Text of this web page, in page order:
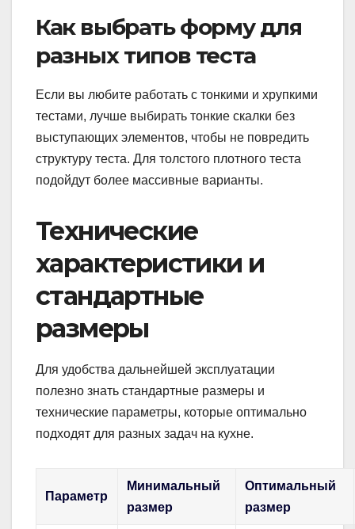
Как выбрать форму для
разных типов теста
Если вы любите работать с тонкими и хрупкими
тестами, лучше выбирать тонкие скалки без
выступающих элементов, чтобы не повредить
структуру теста. Для толстого плотного теста
подойдут более массивные варианты.
Технические
характеристики и
стандартные
размеры
Для удобства дальнейшей эксплуатации
полезно знать стандартные размеры и
технические параметры, которые оптимально
подходят для разных задач на кухне.
Параметр
Минимальный
размер
Оптимальный
размер